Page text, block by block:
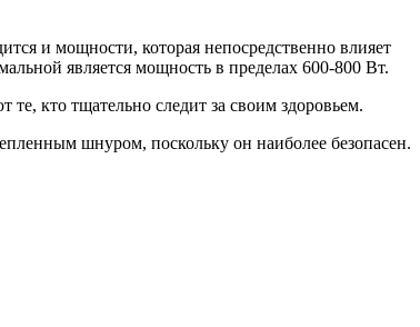
и мощности, которая непосредственно влияет
является мощность в пределах 600-800 Вт.
кто тщательно следит за своим здоровьем.
шнуром, поскольку он наиболее безопасен.